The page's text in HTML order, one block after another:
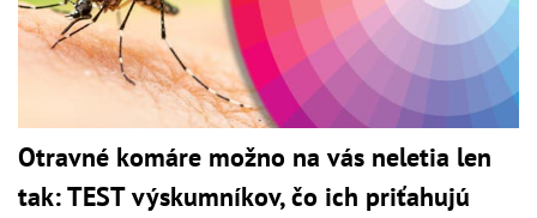
Otravné komáre možno na vás neletia len
tak: TEST výskumníkov, čo ich priťahujú